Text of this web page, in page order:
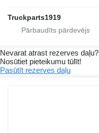
Truckparts1919
Nevarat atrast rezerves daļu?
Nosūtiet pieteikumu tūlīt!
Pasūtīt rezerves daļu